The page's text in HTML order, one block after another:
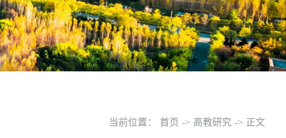
当前位置： 首页 -> 高教研究 -> 正文